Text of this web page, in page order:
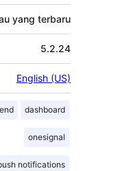
yang terbaru
5.2.24
English (US)
dashboard
onesignal
notifications